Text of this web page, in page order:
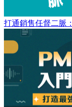
打通銷售任督二脈